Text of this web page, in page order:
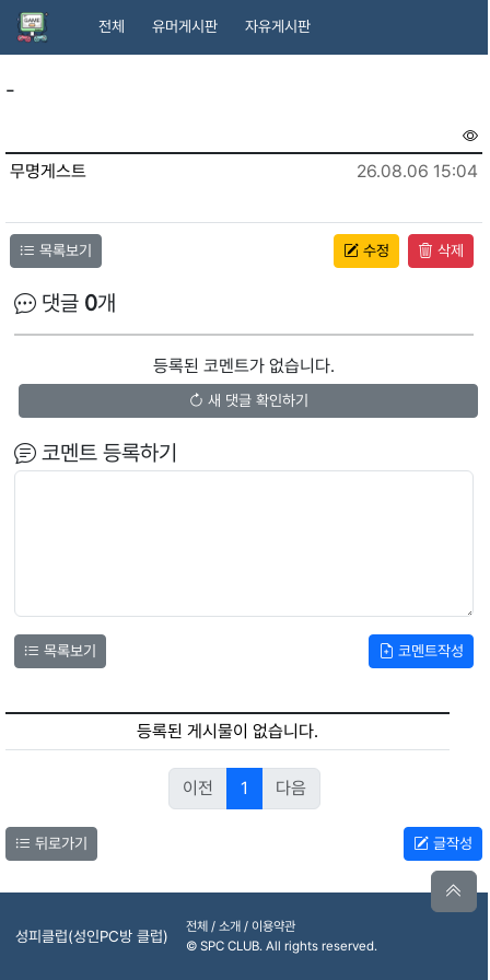
전체 유머게시판 자유게시판
-
무명게스트 26.08.06 15:04
목록보기 수정 삭제
댓글 0개
등록된 코멘트가 없습니다.
새 댓글 확인하기
코멘트 등록하기
목록보기 코멘트작성
등록된 게시물이 없습니다.
이전 1 다음
뒤로가기 글작성
성피클럽(성인PC방 클럽)
전체 / 소개 / 이용약관
© SPC CLUB. All rights reserved.